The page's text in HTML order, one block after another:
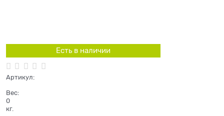
Есть в наличии
Артикул:
Вес:
0
кг.